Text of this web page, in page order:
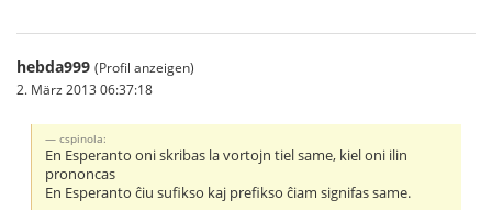
hebda999 (Profil anzeigen)
2. März 2013 06:37:18
cspinola:
En Esperanto oni skribas la vortojn tiel same, kiel oni ilin
prononcas
En Esperanto ĉiu sufikso kaj prefikso ĉiam signifas same.